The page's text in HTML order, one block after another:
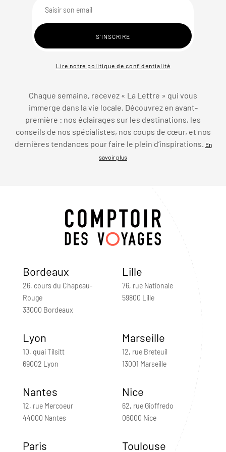
Lire notre politique de confidentialité
Chaque semaine, recevez « La Lettre » qui vous
immerge dans la vie locale. Découvrez en avant-
première : nos éclairages sur les destinations, les
conseils de nos spécialistes, nos coups de cœur, et nos
dernières tendances pour faire le plein d’inspirations.
En
savoir plus
Bordeaux
26, cours du Chapeau-
Rouge
33000 Bordeaux
Lille
76, rue Nationale
59800 Lille
Lyon
10, quai Tilsitt
69002 Lyon
Marseille
12, rue Breteuil
13001 Marseille
Nantes
12, rue Mercoeur
44000 Nantes
Nice
62, rue Gioffredo
06000 Nice
Paris Toulouse